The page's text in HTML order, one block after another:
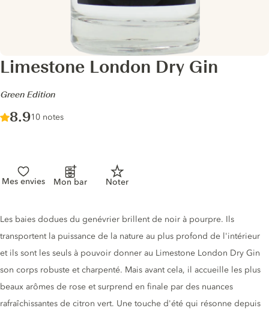
Limestone London Dry Gin
-
Green Edition
Score :
8.9/ 10
10 notes
Mes envies Mon bar Noter
Description du gin
Les baies dodues du genévrier brillent de noir à pourpre. Ils
transportent la puissance de la nature au plus profond de l'intérieur
et ils sont les seuls à pouvoir donner au Limestone London Dry Gin
son corps robuste et charpenté. Mais avant cela, il accueille les plus
beaux arômes de rose et surprend en finale par des nuances
rafraîchissantes de citron vert. Une touche d'été qui résonne depuis